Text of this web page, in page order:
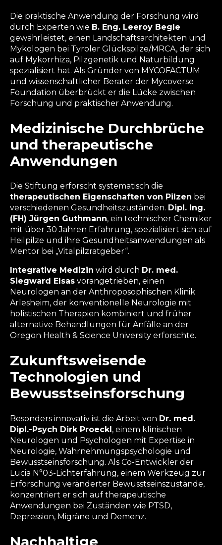
Die praktische Anwendung der Forschung wird
durch Experten wie B. Eng. Leeroy Begle
gewährleistet, einen Landschaftsarchitekten und
Mykologen bei Tyroler Glückspilze/MRCA, der sich
auf Mykorrhiza, Pilzgenetik und Naturbildung
spezialisiert hat. Als Gründer von MYCOFACTUM
und wissenschaftlicher Berater der Mycoverse
Foundation überbrückt er die Lücke zwischen
Forschung und praktischer Anwendung.
Medizinische Durchbrüche
und therapeutische
Anwendungen
Die Stiftung erforscht systematisch die
therapeutischen Eigenschaften von Pilzen bei
verschiedenen Gesundheitszuständen. Dipl. Ing.
(FH) Jürgen Guthmann, ein technischer Chemiker
mit über 30 Jahren Erfahrung, spezialisiert sich auf
Heilpilze und ihre Gesundheitsanwendungen als
Mentor bei „Vitalpilzratgeber“.
Integrative Medizin wird durch Dr. med.
Siegward Elsas vorangetrieben, einen
Neurologen an der Anthroposophischen Klinik
Arlesheim, der konventionelle Neurologie mit
holistischen Therapien kombiniert und früher
alternative Behandlungen für Anfälle an der
Oregon Health & Science University erforschte.
Zukunftsweisende
Technologien und
Bewusstseinsforschung
Besonders innovativ ist die Arbeit von Dr. med.
Dipl.-Psych Dirk Proeckl, einem klinischen
Neurologen und Psychologen mit Expertise in
Neurologie, Wahrnehmungspsychologie und
Bewusstseinsforschung. Als Co-Entwickler der
Lucia N°03-Lichterfahrung, einem Werkzeug zur
Erforschung veränderter Bewusstseinszustände,
konzentriert er sich auf therapeutische
Anwendungen bei Zuständen wie PTSD,
Depression, Migräne und Demenz.
Nachhaltige